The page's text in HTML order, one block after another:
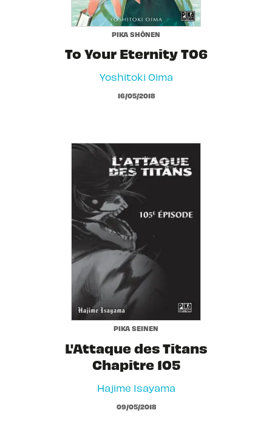
PIKA SHÔNEN
To Your Eternity T06
Yoshitoki Oima
16/05/2018
PIKA SEINEN
L'Attaque des Titans
Chapitre 105
Hajime Isayama
09/05/2018